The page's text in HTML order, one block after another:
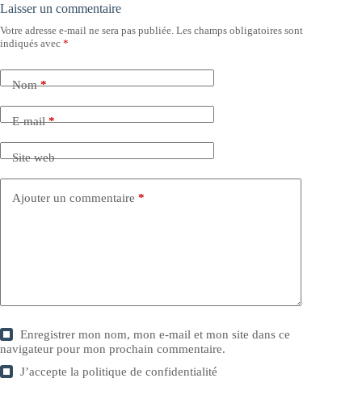
Laisser un commentaire
Votre adresse e-mail ne sera pas publiée. Les champs obligatoires sont
indiqués avec *
Nom*
E-mail*
Site web
Ajouter un commentaire *
Enregistrer mon nom, mon e-mail et mon site dans ce
navigateur pour mon prochain commentaire.
J’accepte lapolitique de confidentialité